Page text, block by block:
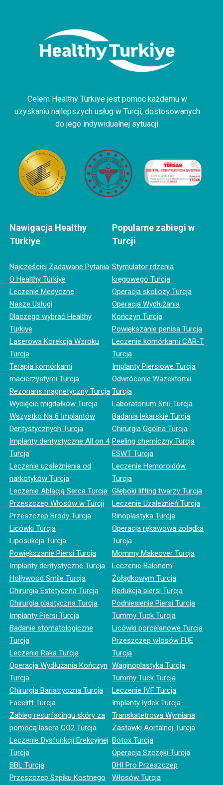
Celem Healthy Türkiye jest pomoc każdemu w
uzyskaniu najlepszych usług w Turcji, dostosowanych
do jego indywidualnej sytuacji.
Nawigacja Healthy
Türkiye
Najczęściej Zadawane Pytania
O Healthy Türkiye
Leczenie Medyczne
Nasze Usługi
Dlaczego wybrać Healthy
Türkiye
Laserowa Korekcja Wzroku
Turcja
Terapia komórkami
macierzystymi Turcja
Rezonans magnetyczny Turcja
Wycięcie migdałków Turcja
Wszystko Na 6 Implantów
Dentystycznych Turcja
Implanty dentystyczne All on 4
Turcja
Leczenie uzależnienia od
narkotyków Turcja
Leczenie Ablacją Serca Turcja
Przeszczep Włosów w Turcji
Przeszczep Brody Turcja
Licówki Turcja
Liposukcja Turcja
Powiększanie Piersi Turcja
Implanty dentystyczne Turcja
Hollywood Smile Turcja
Chirurgia Estetyczna Turcja
Chirurgia plastyczna Turcja
Implanty Piersi Turcja
Badanie stomatologiczne
Turcja
Leczenie Raka Turcja
Operacja Wydłużania Kończyn
Turcja
Chirurgia Bariatryczna Turcja
Facelift Turcja
Zabieg resurfacingu skóry za
pomocą lasera CO2 Turcja
Leczenie Dysfunkcji Erekcyjnej
Turcja
BBL Turcja
Przeszczep Szpiku Kostnego
Popularne zabiegi w
Turcji
Stymulator rdzenia
kręgowego Turcja
Operacja skoliozy Turcja
Operacja Wydłużania
Kończyn Turcja
Powiększanie penisa Turcja
Leczenie komórkami CAR-T
Turcja
Implanty Piersiowe Turcja
Odwrócenie Wazektomii
Turcja
Laboratorium Snu Turcja
Badania lekarskie Turcja
Chirurgia Ogólna Turcja
Peeling chemiczny Turcja
ESWT Turcja
Leczenie Hemoroidów
Turcja
Głęboki lifting twarzy Turcja
Leczenie Uzależnień Turcja
Rinoplastyka Turcja
Operacja rękawowa żołądka
Turcja
Mommy Makeover Turcja
Leczenie Balonem
Żołądkowym Turcja
Redukcja piersi Turcja
Podniesienie Piersi Turcja
Tummy Tuck Turcja
Licówki porcelanowe Turcja
Przeszczep włosów FUE
Turcja
Waginoplastyka Turcja
Tummy Tuck Turcja
Leczenie IVF Turcja
Implanty łydek Turcja
Transkatetrowa Wymiana
Zastawki Aortalnej Turcja
Botox Turcja
Operacja Szczęki Turcja
DHI Pro Przeszczep
Włosów Turcja